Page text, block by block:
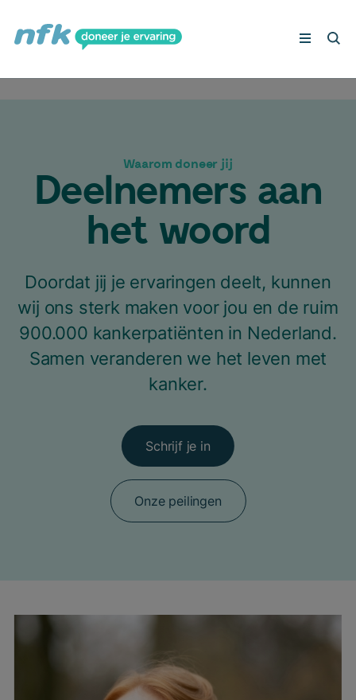
Waarom doneer jij
Deel­ne­mers aan
het woord
Doordat jij je ervaringen deelt, kunnen
wij ons sterk maken voor jou en de ruim
900.000 kankerpatiënten in Nederland.
Samen veranderen we het leven met
kanker.
Schrijf je in
Onze peilingen